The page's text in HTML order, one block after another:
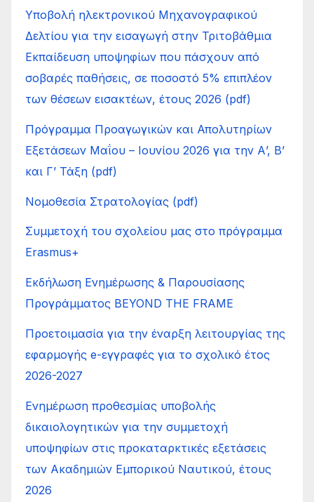
Υποβολή ηλεκτρονικού Μηχανογραφικού
Δελτίου για την εισαγωγή στην Τριτοβάθμια
Εκπαίδευση υποψηφίων που πάσχουν από
σοβαρές παθήσεις, σε ποσοστό 5% επιπλέον
των θέσεων εισακτέων, έτους 2026 (pdf)
Πρόγραμμα Προαγωγικών και Απολυτηρίων
Εξετάσεων Μαΐου – Ιουνίου 2026 για την Α’, Β’
και Γ’ Τάξη (pdf)
Νομοθεσία Στρατολογίας (pdf)
Συμμετοχή του σχολείου μας στο πρόγραμμα
Erasmus+
Εκδήλωση Ενημέρωσης & Παρουσίασης
Προγράμματος BEYOND THE FRAME
Προετοιμασία για την έναρξη λειτουργίας της
εφαρμογής e-εγγραφές για το σχολικό έτος
2026-2027
Ενημέρωση προθεσμίας υποβολής
δικαιολογητικών για την συμμετοχή
υποψηφίων στις προκαταρκτικές εξετάσεις
των Ακαδημιών Εμπορικού Ναυτικού, έτους
2026